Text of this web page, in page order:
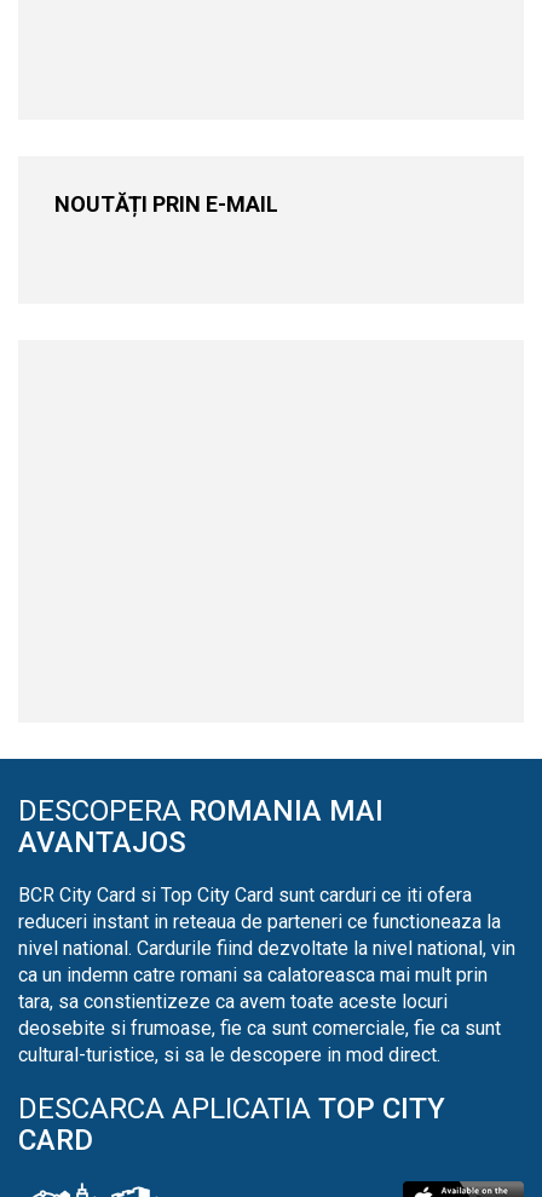
NOUTĂȚI PRIN E-MAIL
DESCOPERA ROMANIA MAI
AVANTAJOS
BCR City Card si Top City Card sunt carduri ce iti ofera
reduceri instant in reteaua de parteneri ce functioneaza la
nivel national. Cardurile fiind dezvoltate la nivel national, vin
ca un indemn catre romani sa calatoreasca mai mult prin
tara, sa constientizeze ca avem toate aceste locuri
deosebite si frumoase, fie ca sunt comerciale, fie ca sunt
cultural-turistice, si sa le descopere in mod direct.
DESCARCA APLICATIA TOP CITY
CARD